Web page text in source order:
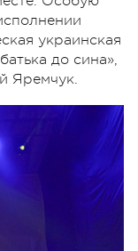
украинская
до сина»,
Яремчук.